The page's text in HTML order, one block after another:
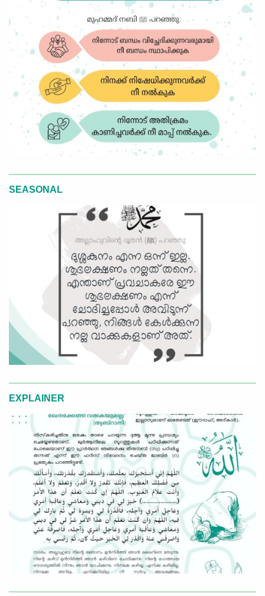
SEASONAL
EXPLAINER